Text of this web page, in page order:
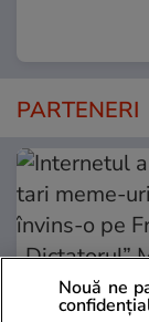
PARTENERI
Nouă ne